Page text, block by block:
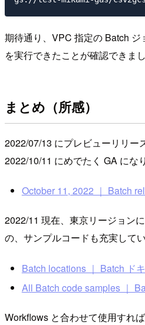
期待通り、VPC 指定の Batch
を実行できたことが確認できまし
まとめ（所感）
2022/07/13 にプレビューリリー
2022/10/11 にめでたく GA にな
October 11, 2022 ｜ Batch
2022/11 現在、東京リージョン
の、サンプルコードも充実してい
Batch locations ｜ Batch ド
All Batch code samples ｜
Workflows と合わせて使用すれ